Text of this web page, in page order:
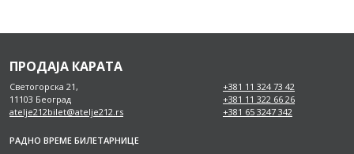
ПРОДАЈА КАРАТА
Светогорска 21,
11103 Београд
atelje212bilet@atelje212.rs
+381 11 324 73 42
+381 11 322 66 26
+381 65 3247 342
РАДНО ВРЕМЕ БИЛЕТАРНИЦЕ